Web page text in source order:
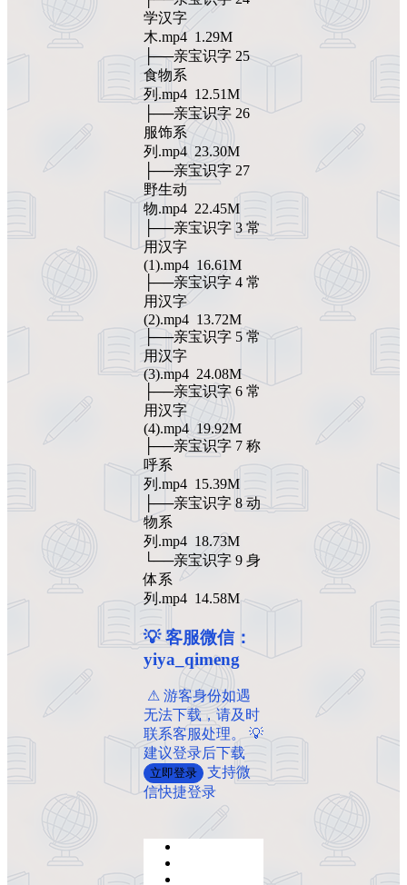
学汉字
木.mp4 1.29M
├──亲宝识字 25
食物系
列.mp4 12.51M
├──亲宝识字 26
服饰系
列.mp4 23.30M
├──亲宝识字 27
野生动
物.mp4 22.45M
├──亲宝识字 3 常
用汉字
(1).mp4 16.61M
├──亲宝识字 4 常
用汉字
(2).mp4 13.72M
├──亲宝识字 5 常
用汉字
(3).mp4 24.08M
├──亲宝识字 6 常
用汉字
(4).mp4 19.92M
├──亲宝识字 7 称
呼系
列.mp4 15.39M
├──亲宝识字 8 动
物系
列.mp4 18.73M
└──亲宝识字 9 身
体系
列.mp4 14.58M
💡 客服微信：
yiya_qimeng
️ ️⚠ 游客身份如遇
无法下载，请及时
联系客服处理。 💡
建议登录后下载
立即登录
支持微
信快捷登录